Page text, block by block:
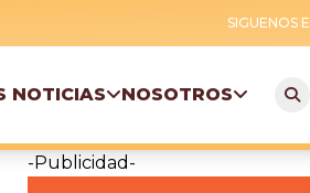
NOTICIAS NOSOTROS
-Publicidad-